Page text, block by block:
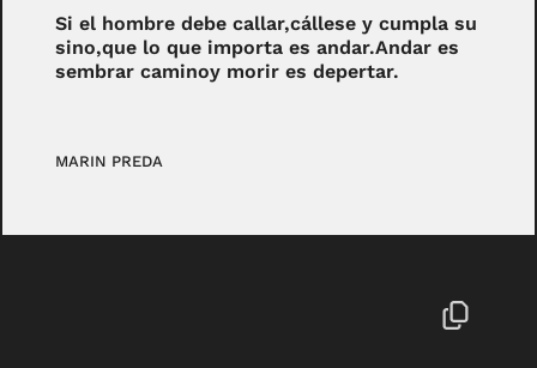
Si el hombre debe callar,cállese y cumpla su
sino,que lo que importa es andar.Andar es
sembrar caminoy morir es depertar.
MARIN PREDA